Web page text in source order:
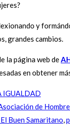
y
grandes cambios.
la página web de
en obtener
IGUALDAD
de
Buen Samaritano,